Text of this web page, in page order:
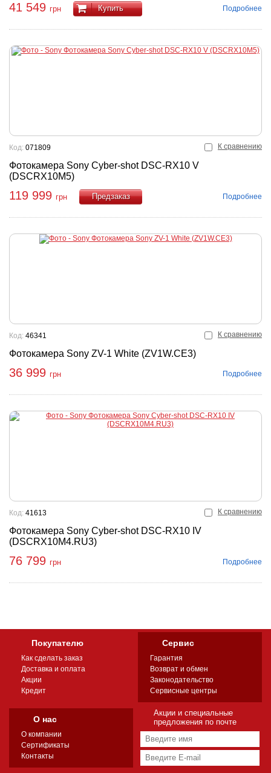
41 549 грн Купить Подробнее
К сравнению
Фотокамера Sony Cyber-shot DSC-RX10 V
(DSCRX10M5)
Код: 071809
119 999 грн
Подробнее
К сравнению
Фотокамера Sony ZV-1 White (ZV1W.CE3)
Код: 46341
36 999 грн Подробнее
К сравнению
Фотокамера Sony Cyber-shot DSC-RX10 IV
(DSCRX10M4.RU3)
Код: 41613
76 799 грн Подробнее
Покупателю
Как сделать заказ
Доставка и оплата
Акции
Кредит
Сервис
Гарантия
Возврат и обмен
Законодательство
Сервисные центры
О нас
О компании
Сертификаты
Контакты
Акции и специальные
предложения по почте